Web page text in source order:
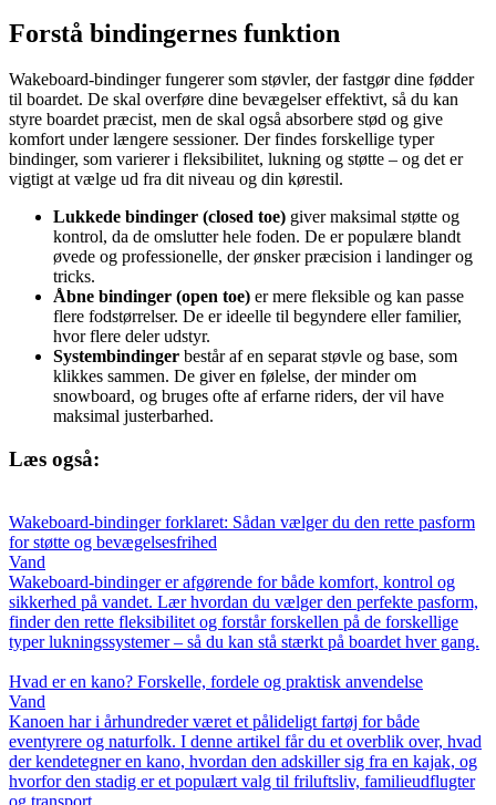
Forstå bindingernes funktion
Wakeboard-bindinger fungerer som støvler, der fastgør dine fødder
til boardet. De skal overføre dine bevægelser effektivt, så du kan
styre boardet præcist, men de skal også absorbere stød og give
komfort under længere sessioner. Der findes forskellige typer
bindinger, som varierer i fleksibilitet, lukning og støtte – og det er
vigtigt at vælge ud fra dit niveau og din kørestil.
Lukkede bindinger (closed toe) giver maksimal støtte og
kontrol, da de omslutter hele foden. De er populære blandt
øvede og professionelle, der ønsker præcision i landinger og
tricks.
Åbne bindinger (open toe) er mere fleksible og kan passe
flere fodstørrelser. De er ideelle til begyndere eller familier,
hvor flere deler udstyr.
Systembindinger består af en separat støvle og base, som
klikkes sammen. De giver en følelse, der minder om
snowboard, og bruges ofte af erfarne riders, der vil have
maksimal justerbarhed.
Læs også:
Wakeboard-bindinger forklaret: Sådan vælger du den rette pasform
for støtte og bevægelsesfrihed
Vand
Wakeboard-bindinger er afgørende for både komfort, kontrol og
sikkerhed på vandet. Lær hvordan du vælger den perfekte pasform,
finder den rette fleksibilitet og forstår forskellen på de forskellige
typer lukningssystemer – så du kan stå stærkt på boardet hver gang.
Hvad er en kano? Forskelle, fordele og praktisk anvendelse
Vand
Kanoen har i århundreder været et pålideligt fartøj for både
eventyrere og naturfolk. I denne artikel får du et overblik over, hvad
der kendetegner en kano, hvordan den adskiller sig fra en kajak, og
hvorfor den stadig er et populært valg til friluftsliv, familieudflugter
og transport.